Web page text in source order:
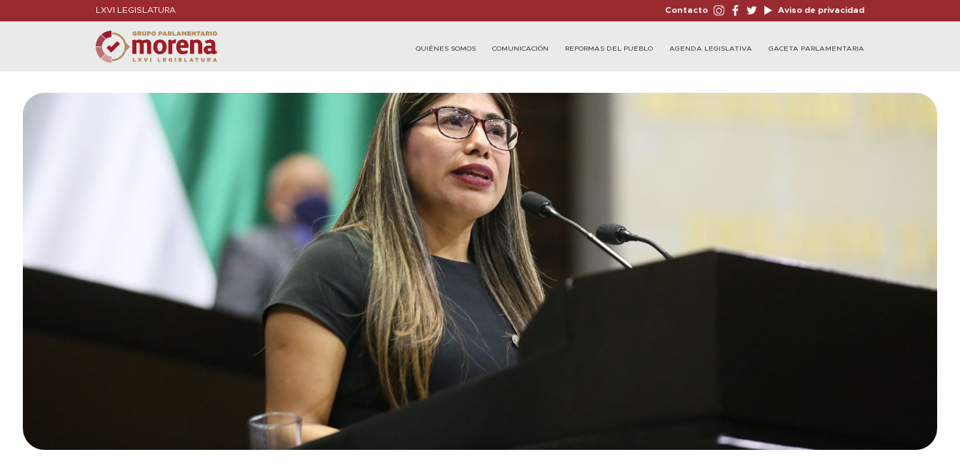
LXVI LEGISLATURA Contacto Aviso de privacidad
QUIÉNES SOMOS COMUNICACIÓN REFORMAS DEL PUEBLO AGENDA LEGISLATIVA GACETA PARLAMENTARIA